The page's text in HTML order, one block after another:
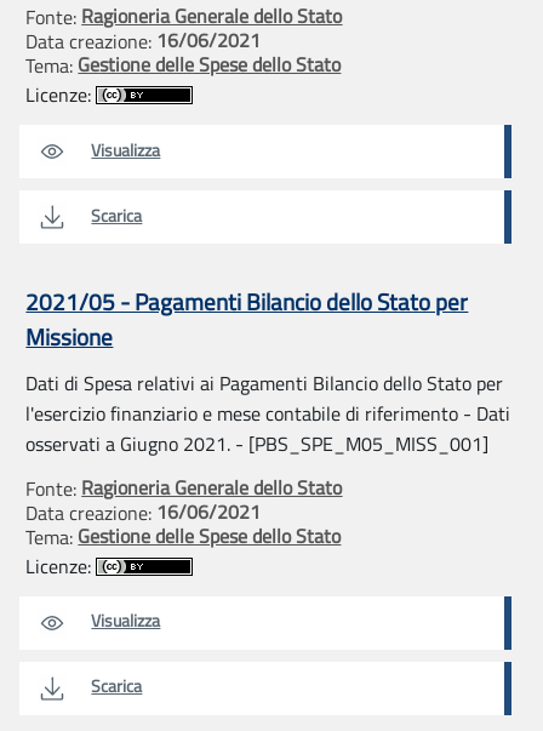
Fonte: Ragioneria Generale dello Stato
Data creazione: 16/06/2021
Tema: Gestione delle Spese dello Stato
Licenze:
Visualizza
Scarica
2021/05 - Pagamenti Bilancio dello Stato per
Missione
Dati di Spesa relativi ai Pagamenti Bilancio dello Stato per
l'esercizio finanziario e mese contabile di riferimento - Dati
osservati a Giugno 2021. - [PBS_SPE_M05_MISS_001]
Fonte: Ragioneria Generale dello Stato
Data creazione: 16/06/2021
Tema: Gestione delle Spese dello Stato
Licenze:
Visualizza
Scarica